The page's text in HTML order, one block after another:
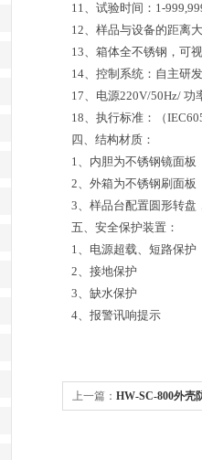
11、试验时间：1-
12、样品与设备的距离
13、箱体全不锈钢，可
14、控制系统：自主研
17、电源220V/50Hz/ 功
18、执行标准：（
四、 结构材质：
1、内胆为不锈钢镜面板
2、外箱为不锈钢刷面板
3、样品台配置圆形转盘
五、安全保护装置：
1、电源超载、短路保护
2、接地保护
3、缺水保护
4、报警讯响提示
上一篇： HW-SC-800外壳